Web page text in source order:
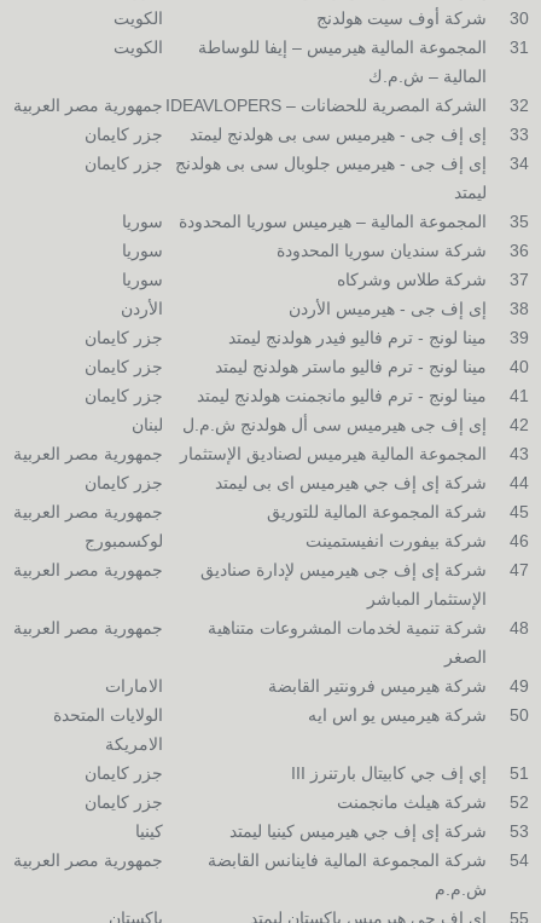
30
شركة أوف سيت هولدنج
الكويت
31
المجموعة المالية هيرميس – إيفا للوساطة
المالية – ش.م.ك
الكويت
32 الشركة المصرية للحضانات – IDEAVLOPERS
جمهورية مصر العربية
33
إى إف جى - هيرميس سى بى هولدنج ليمتد
جزر كايمان
34
إى إف جى - هيرميس جلوبال سى بى هولدنج
ليمتد
جزر كايمان
35 المجموعة المالية – هيرميس سوريا المحدودة
سوريا
36
شركة سنديان سوريا المحدودة
سوريا
37
شركة طلاس وشركاه
سوريا
38
إى إف جى - هيرميس الأردن
الأردن
39
مينا لونج - ترم فاليو فيدر هولدنج ليمتد
جزر كايمان
40
مينا لونج - ترم فاليو ماستر هولدنج ليمتد
جزر كايمان
41
مينا لونج - ترم فاليو مانجمنت هولدنج ليمتد
جزر كايمان
42
إى إف جى هيرميس سى أل هولدنج ش.م.ل
لبنان
43
المجموعة المالية هيرميس لصناديق الإستثمار
جمهورية مصر العربية
44
شركة إى إف جي هيرميس اى بى ليمتد
جزر كايمان
45
شركة المجموعة المالية للتوريق
جمهورية مصر العربية
46
شركة بيفورت انفيستمينت
لوكسمبورج
47
شركة إى إف جى هيرميس لإدارة صناديق
الإستثمار المباشر
جمهورية مصر العربية
48
شركة تنمية لخدمات المشروعات متناهية
الصغر
جمهورية مصر العربية
49 شركة هيرميس فرونتير القابضة
الامارات
50
شركة هيرميس يو اس ايه
الولايات المتحدة
الامريكة
51
إي إف جي كابيتال بارتنرز III
جزر كايمان
52
شركة هيلث مانجمنت
جزر كايمان
53
شركة إى إف جي هيرميس كينيا ليمتد
كينيا
54
شركة المجموعة المالية فاينانس القابضة
ش.م.م
جمهورية مصر العربية
55 إي إف جي هيرميس باكستان ليمتد
باكستان